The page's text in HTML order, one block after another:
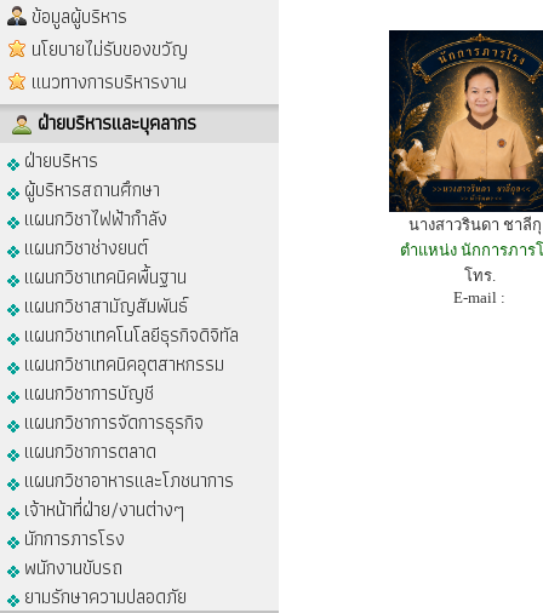
ข้อมูลผู้บริหาร
นโยบายไม่รับของขวัญ
แนวทางการบริหารงาน
ฝ่ายบริหารและบุคลากร
ฝ่ายบริหาร
ผู้บริหารสถานศึกษา
แผนกวิชาไฟฟ้ากำลัง
แผนกวิชาช่างยนต์
แผนกวิชาเทคนิคพื้นฐาน
แผนกวิชาสามัญสัมพันธ์
แผนกวิชาเทคโนโลยีธุรกิจดิจิทัล
แผนกวิชาเทคนิคอุตสาหกรรม
แผนกวิชาการบัญชี
แผนกวิชาการจัดการธุรกิจ
แผนกวิชาการตลาด
แผนกวิชาอาหารและโภชนาการ
เจ้าหน้าที่ฝ่าย/งานต่างๆ
นักการภารโรง
พนักงานขับรถ
ยามรักษาความปลอดภัย
นางสาวรินดา ชาลี
ตำแหน่ง นักการภาร
โทร.
E-mail :